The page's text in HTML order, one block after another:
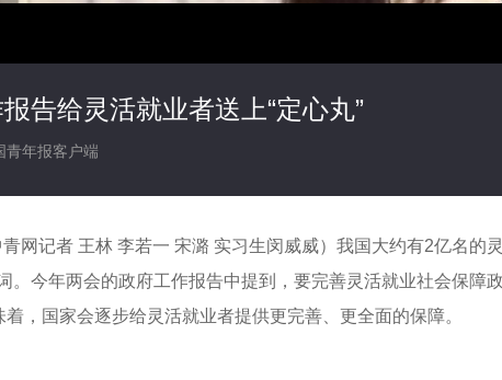
告给灵活就业者送上“定心丸”
青年报客户端
网记者 王林 李若一 宋潞 实习生闵威威）我国大约有2亿名的
。今年两会的政府工作报告中提到，要完善灵活就业社会保障
，国家会逐步给灵活就业者提供更完善、更全面的保障。